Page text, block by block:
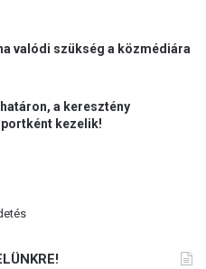
valódi szükség a közmédiára
a keresztény
kezelik!